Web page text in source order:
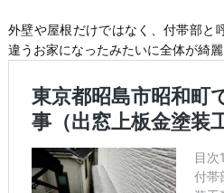
外壁や屋根だけではなく、付帯部と
違うお家になったみたいに全体が綺